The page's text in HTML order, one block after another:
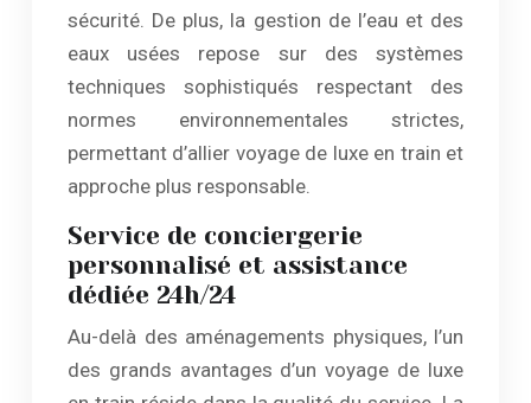
sécurité. De plus, la gestion de l’eau et des
eaux usées repose sur des systèmes
techniques sophistiqués respectant des
normes environnementales strictes,
permettant d’allier voyage de luxe en train et
approche plus responsable.
Service de conciergerie
personnalisé et assistance
dédiée 24h/24
Au-delà des aménagements physiques, l’un
des grands avantages d’un voyage de luxe